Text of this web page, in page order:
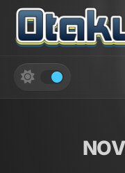
Skip
content